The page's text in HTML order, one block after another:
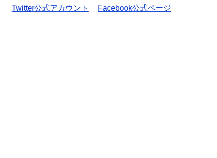
Twitter公式アカウント
Facebook公式ページ